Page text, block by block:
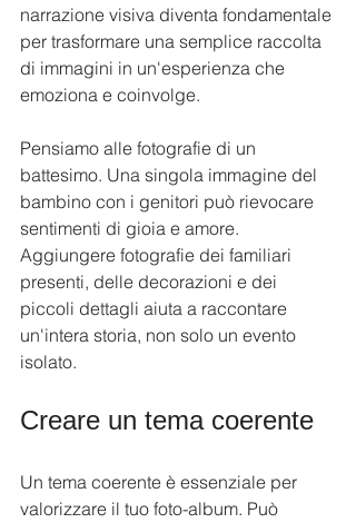
narrazione visiva diventa fondamentale
per trasformare una semplice raccolta
di immagini in un'esperienza che
emoziona e coinvolge.
Pensiamo alle fotografie di un
battesimo. Una singola immagine del
bambino con i genitori può rievocare
sentimenti di gioia e amore.
Aggiungere fotografie dei familiari
presenti, delle decorazioni e dei
piccoli dettagli aiuta a raccontare
un'intera storia, non solo un evento
isolato.
Creare un tema coerente
Un tema coerente è essenziale per
valorizzare il tuo foto-album. Può